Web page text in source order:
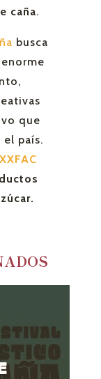
caña.
busca
que
el país.
XXFAC